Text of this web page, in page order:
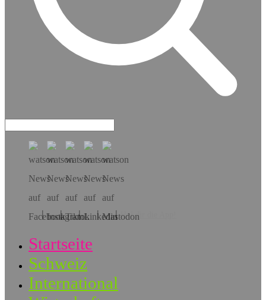
Hol dir die App!
Startseite
Schweiz
International